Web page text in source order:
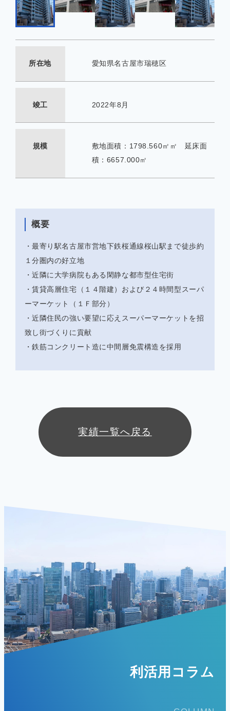
所在地 愛知県名古屋市瑞穂区
竣工 2022年8月
規模
敷地面積：1798.560㎡㎡ 延床面
積：6657.000㎡
概要
・最寄り駅名古屋市営地下鉄桜通線桜山駅まで徒歩約
１分圏内の好立地
・近隣に大学病院もある閑静な都市型住宅街
・賃貸高層住宅（１４階建）および２４時間型スーパ
ーマーケット（１Ｆ部分）
・近隣住民の強い要望に応えスーパーマーケットを招
致し街づくりに貢献
・鉄筋コンクリート造に中間層免震構造を採用
実績一覧へ戻る
利活用コラム